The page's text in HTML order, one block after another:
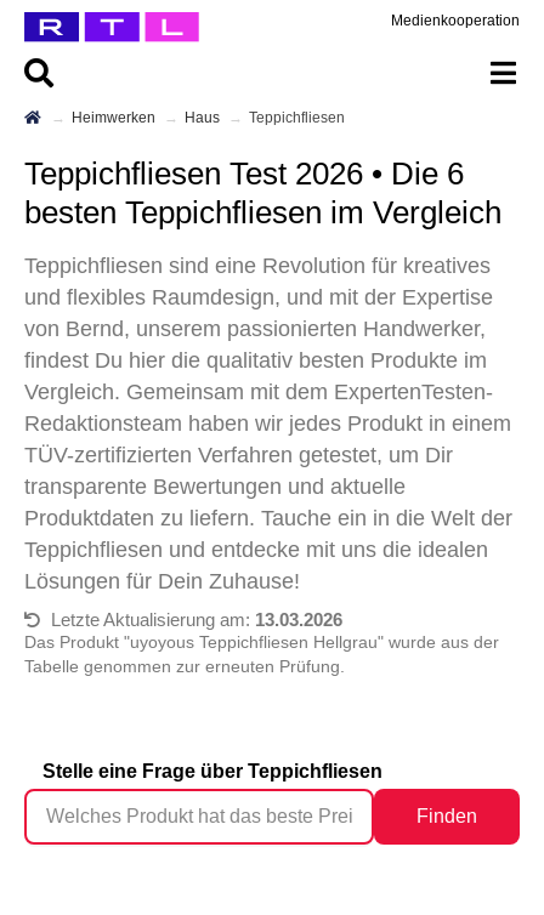
Medienkooperation
Heimwerken Haus Teppichfliesen
Teppichfliesen Test 2026 • Die 6
besten Teppichfliesen im Vergleich
Teppichfliesen sind eine Revolution für kreatives
und flexibles Raumdesign, und mit der Expertise
von Bernd, unserem passionierten Handwerker,
findest Du hier die qualitativ besten Produkte im
Vergleich. Gemeinsam mit dem ExpertenTesten-
Redaktionsteam haben wir jedes Produkt in einem
TÜV-zertifizierten Verfahren getestet, um Dir
transparente Bewertungen und aktuelle
Produktdaten zu liefern. Tauche ein in die Welt der
Teppichfliesen und entdecke mit uns die idealen
Lösungen für Dein Zuhause!
Letzte Aktualisierung am: 13.03.2026
Das Produkt "uyoyous Teppichfliesen Hellgrau" wurde aus der
Tabelle genommen zur erneuten Prüfung.
Stelle eine Frage über Teppichfliesen
Finden